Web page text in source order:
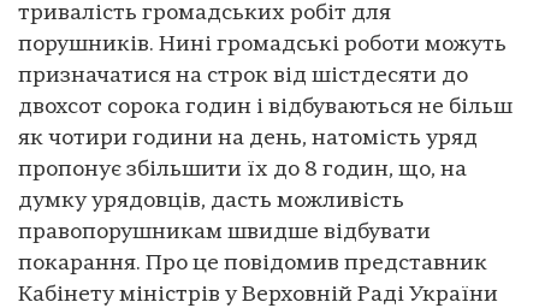
тривалість громадських робіт для
порушників. Нині громадські роботи можуть
призначатися на строк від шістдесяти до
двохсот сорока годин і відбуваються не більш
як чотири години на день, натомість уряд
пропонує збільшити їх до 8 годин, що, на
думку урядовців, дасть можливість
правопорушникам швидше відбувати
покарання. Про це повідомив представник
Кабінету міністрів у Верховній Раді України